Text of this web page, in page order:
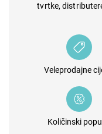
tvrtke,
Veleprodajne
Količinski